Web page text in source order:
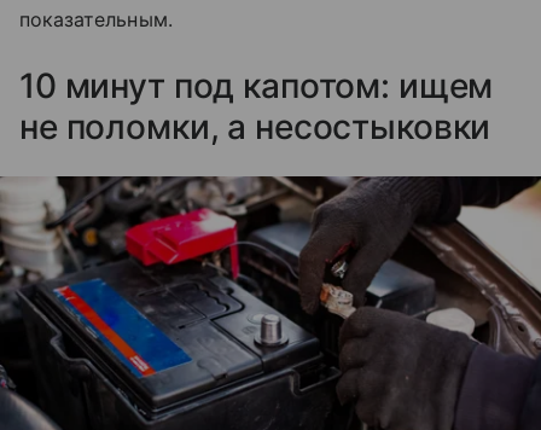
показательным.
10 минут под капотом: ищем
не поломки, а несостыковки